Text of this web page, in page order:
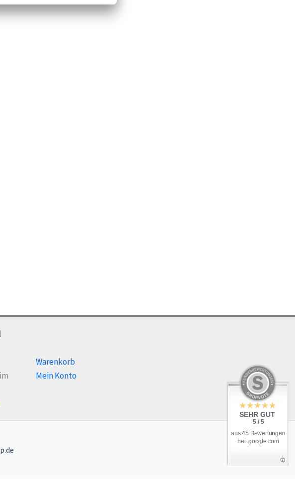
Warenkorb
Mein Konto
SEHR GUT
5 / 5
aus 45 Bewertungen
bei: google.com